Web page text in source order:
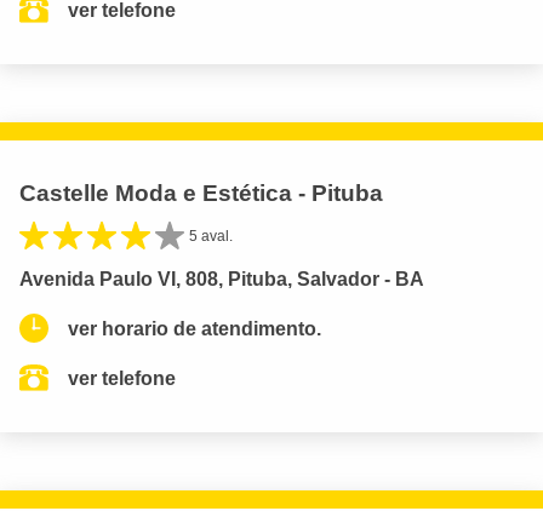
ver telefone
Castelle Moda e Estética - Pituba
5 aval.
Avenida Paulo VI, 808, Pituba, Salvador - BA
ver horario de atendimento.
ver telefone